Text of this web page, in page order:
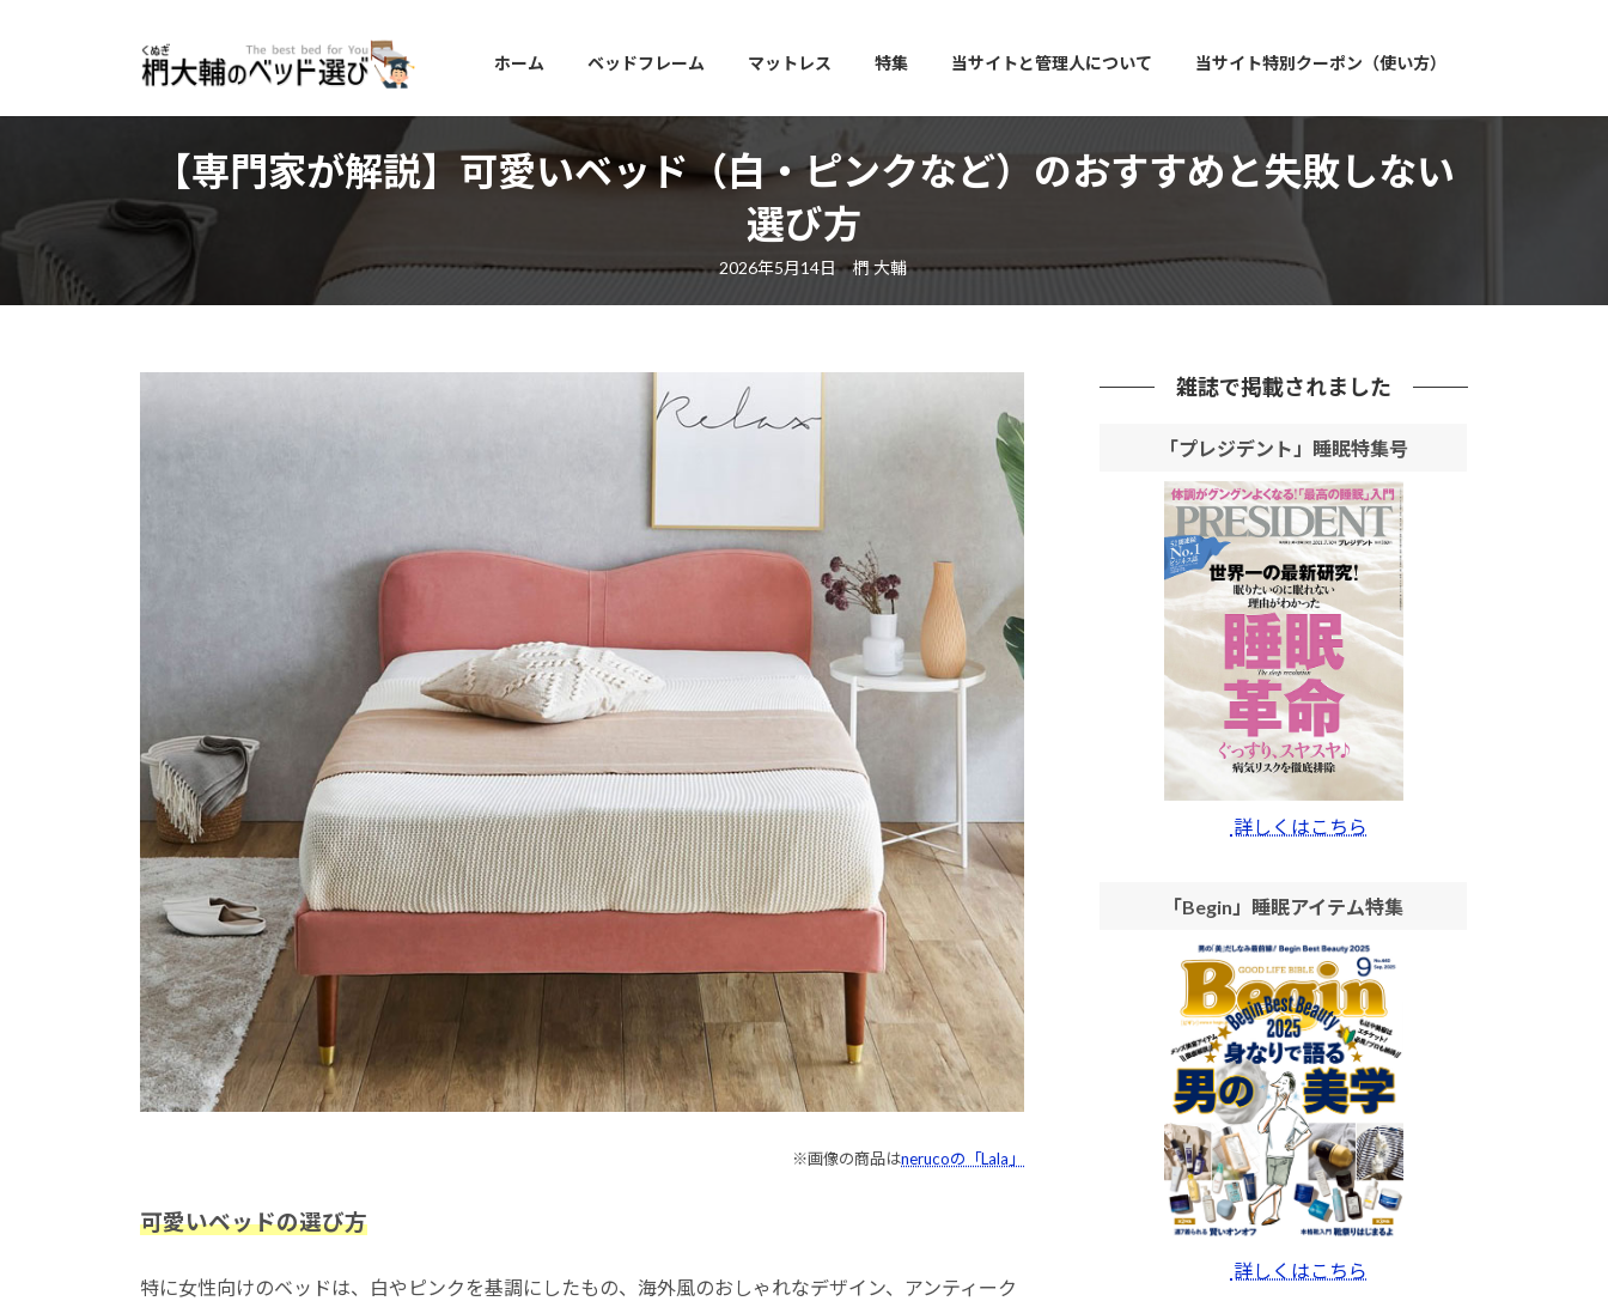
ッ
移
ホーム ベッドフレーム マットレス 特集 当サイトと管理人について 当サイト特別クーポン（使い方）
【専門家が解説】可愛いベッド（白・ピンクなど）のおすすめと失敗しない
選び方
最
2026年5月14日 椚 大輔
※画像の商品はnerucoの「Lala」
可愛いベッドの選び方
特に女性向けのベッドは、白やピンクを基調にしたもの、海外風のおしゃれなデザイン、アンティーク
雑誌で掲載されました
「プレジデント」睡眠特集号
詳しくはこちら
「Begin」睡眠アイテム特集
詳しくはこちら